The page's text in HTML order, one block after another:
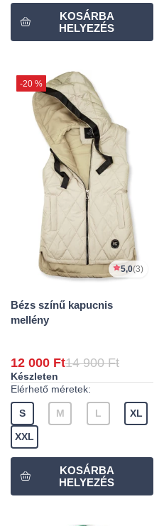
-20 %
5,0(3)
Bézs színű kapucnis
mellény
12 000 Ft14 900 Ft
Készleten
Elérhető méretek:
S M L XL
XXL